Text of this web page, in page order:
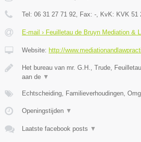
Tel: 06 31 27 71 92 , Fax: - , KvK: KVK 51
E-mail › Feuilletau de Bruyn Mediation &
Website: http://
Het bureau van mr. G.H., Trude,
aan de ▼
Echtscheiding, Familieverhoudingen,
Openingstijden ▼
Laatste facebook posts ▼